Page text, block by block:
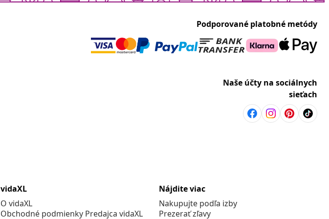
Podporované platobné metódy
Naše účty na sociálnych
sieťach
vidaXL
O vidaXL
Obchodné podmienky Predajca vidaXL
Nájdite viac
Nakupujte podľa izby
Prezerať zľavy